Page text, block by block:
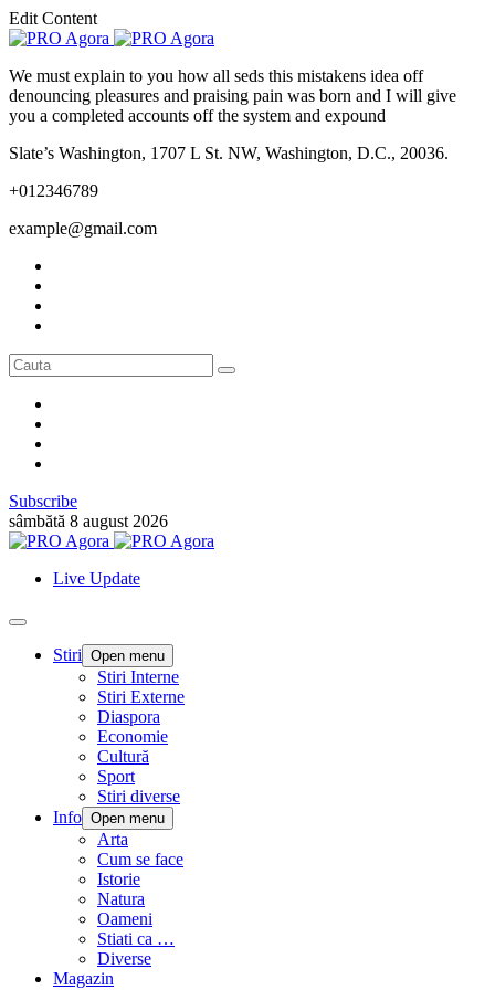
Edit Content
We must explain to you how all seds this mistakens idea off
denouncing pleasures and praising pain was born and I will give
you a completed accounts off the system and expound
Slate’s Washington, 1707 L St. NW, Washington, D.C., 20036.
+012346789
example@gmail.com
Subscribe
sâmbătă 8 august 2026
Live Update
Stiri Open menu
Stiri Interne
Stiri Externe
Diaspora
Economie
Cultură
Sport
Stiri diverse
Info Open menu
Arta
Cum se face
Istorie
Natura
Oameni
Stiati ca …
Diverse
Magazin